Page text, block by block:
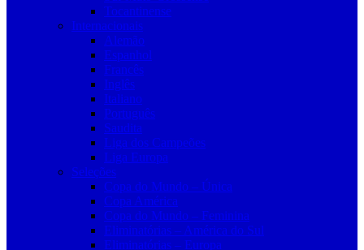
Tocantinense
Internacionais
Alemão
Espanhol
Francês
Inglês
Italiano
Português
Saudita
Liga dos Campeões
Liga Europa
Seleções
Copa do Mundo – Única
Copa América
Copa do Mundo – Feminina
Eliminatórias – América do Sul
Eliminatórias – Europa